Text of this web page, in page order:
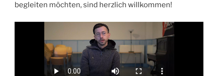
begleiten möchten, sind herzlich willkommen!